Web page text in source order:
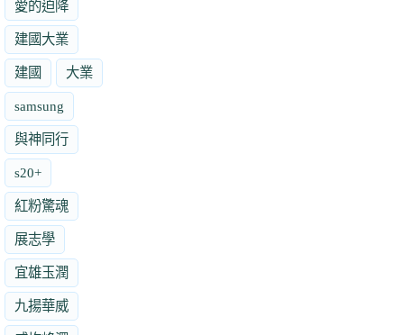
愛的迫降
建國大業
建國 大業
samsung
與神同行
s20+
紅粉驚魂
展志學
宜雄玉潤
九揚華威